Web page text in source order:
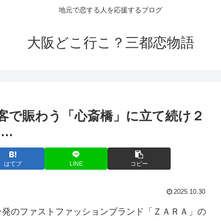
地元で恋する人を応援するブログ
大阪どこ行こ？三都恋物語
で賑わう「心斎橋」に立て続け２
…
はてブ LINE コピー
2025.10.30
のファストファッションブランド「ＺＡＲＡ」の